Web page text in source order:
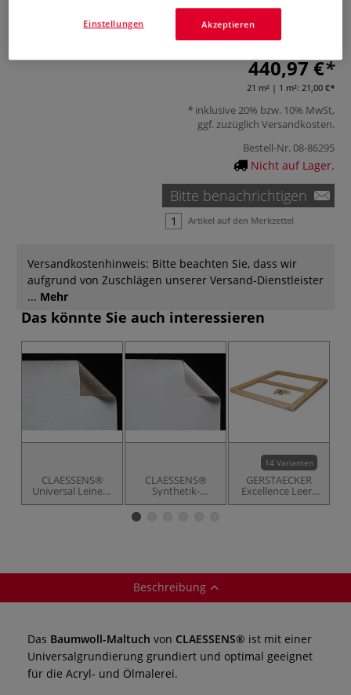
Leinengewebe, mittelgrobe Struktur, Format: 10 m x 2,1 m.
Grammatur: 365 g/qm.
440,97 €
21 m² | 1 m²: 21,00 €
inklusive 20% bzw. 10% MwSt,
ggf. zuzüglich Versandkosten.
Bestell-Nr.08-86295
Nicht auf Lager.
Bitte benachrichtigen
Artikel auf den Merkzettel
Versandkostenhinweis: Bitte beachten Sie, dass wir
aufgrund von Zuschlägen unserer Versand-Dienstleister
... Mehr
Das könnte Sie auch interessieren
CLAESSENS®
Universal Leinen-
Maltuch
CLAESSENS®
Synthetik-
Maltuch 101
14 Varianten
GERSTAECKER
Excellence Leere
Keilrahmen
Beschreibung
Das Baumwoll-Maltuch von CLAESSENS® ist mit einer
Universalgrundierung grundiert und optimal geeignet
für die Acryl- und Ölmalerei.
Akzeptieren
Einstellungen